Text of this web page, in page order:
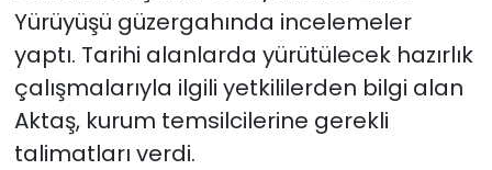
Yürüyüşü güzergahında incelemeler
yaptı. Tarihi alanlarda yürütülecek hazırlık
çalışmalarıyla ilgili yetkililerden bilgi alan
Aktaş, kurum temsilcilerine gerekli
talimatları verdi.